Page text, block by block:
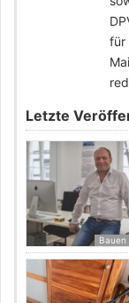
für
Letzte
Bauen